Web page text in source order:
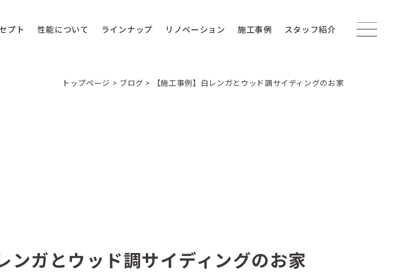
プト 性能について ラインナップ リノベーション 施工事例 スタッフ紹介
トップページ > ブログ > 【施工事例】白レンガとウッド調サイディングのお家
ンガとウッド調サイディングのお家